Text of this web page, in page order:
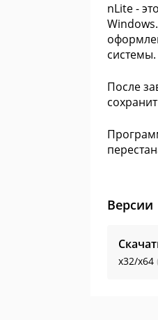
nLite -
системы.
После
Версии
x32/x64